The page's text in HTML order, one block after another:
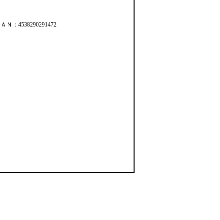
Ｎ：4538290291472